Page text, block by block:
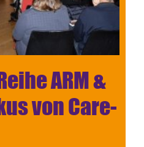
ARM &
von Care-